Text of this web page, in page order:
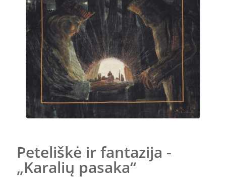
Peteliškė ir fantazija -
„Karalių pasaka“